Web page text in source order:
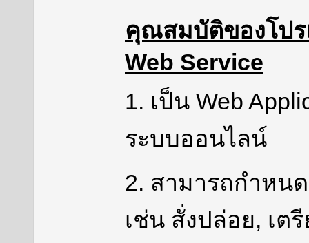
คุณสมบัติของโปร
Web Service
1. เป็น Web
ระบบออนไลน์
2. สามารถกำหน
เช่น สั่งปล่อย, เต